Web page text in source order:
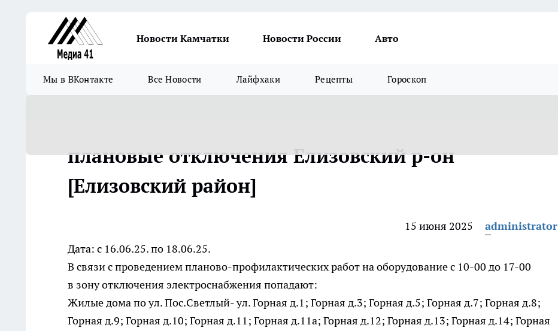
Новости Камчатки Новости России Авто
Мы в ВКонтакте Все Новости Лайфхаки Рецепты Гороскоп
плановые отключения Елизовский р-он
[Елизовский район]
15 июня 2025
administrator
Дата: с 16.06.25. по 18.06.25.
В связи с проведением планово-профилактических работ на оборудование с 10-00 до 17-00
в зону отключения электроснабжения попадают:
Жилые дома по ул. Пос.Светлый- ул. Горная д.1; Горная д.3; Горная д.5; Горная д.7; Горная д.8;
Горная д.9; Горная д.10; Горная д.11; Горная д.11а; Горная д.12; Горная д.13; Горная д.14; Горная